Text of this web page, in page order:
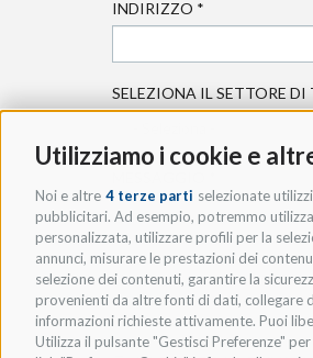
Utilizziamo i cookie e
Noi e altre 4 terze parti selezionate
pubblicitari. Ad esempio, potremmo
personalizzata, utilizzare profili per la
annunci, misurare le prestazioni dei
selezione dei contenuti, garantire la
provenienti da altre fonti di dati, collegare
informazioni richieste attivamente. Puoi
Utilizza il pulsante "Gestisci Preferenze"
INDIRIZZO *
SELEZIONA IL SETTORE DI